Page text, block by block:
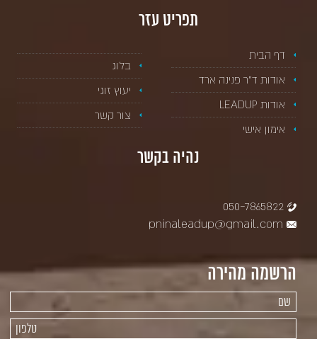
תפריט עזר
דף הבית
אודות ד”ר פנינה ארד
אודות LEADUP
אימון אישי
בלוג
יעוץ זוגי
צור קשר
נהיה בקשר
הרשמה מהירה